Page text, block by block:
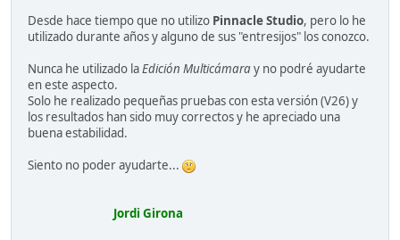
Desde hace tiempo que no utilizo Pinnacle Studio, pero lo he
utilizado durante años y alguno de sus "entresijos" los conozco.
Nunca he utilizado laEdición Multicámaray no podré ayudarte
en este aspecto.
Solo he realizado pequeñas pruebas con esta versión (V26) y
los resultados han sido muy correctos y he apreciado una
buena estabilidad.
Siento no poder ayudarte...
Jordi Girona